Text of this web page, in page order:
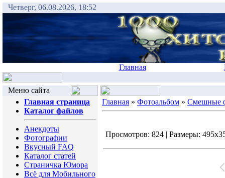
Четверг, 06.08.2026, 18:52
Главная
Меню сайта
Главная страница
Каталог файлов
Анекдоты
Фотографии
Вкусный FAQ
Каталог статей
Страничка Юмора
Всё для Мобильного
Главная » Фотоальбом » Смешные
Просмотров: 824 | Размеры: